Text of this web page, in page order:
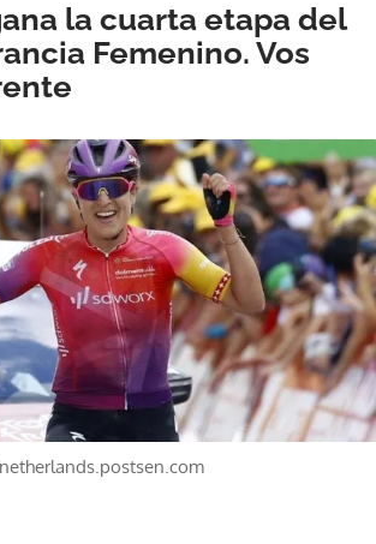
la cuarta etapa del
Femenino. Vos
netherlands.postsen.com